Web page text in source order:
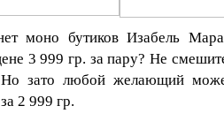
моно бутиков Изабель
3 999 гр. за пару? Не
зато любой желающий
2 999 гр.